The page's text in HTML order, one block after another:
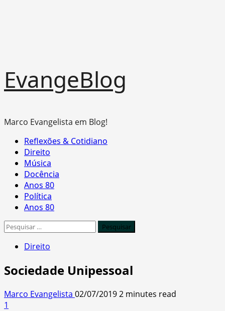
to
content
EvangeBlog
Marco Evangelista em Blog!
Primary
Menu
Reflexões & Cotidiano
Direito
Música
Docência
Anos 80
Política
Anos 80
Pesquisar
Direito
Sociedade Unipessoal
Marco Evangelista 02/07/20192 minutes read
1